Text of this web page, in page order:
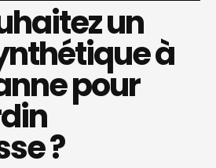
un
à
pour
?